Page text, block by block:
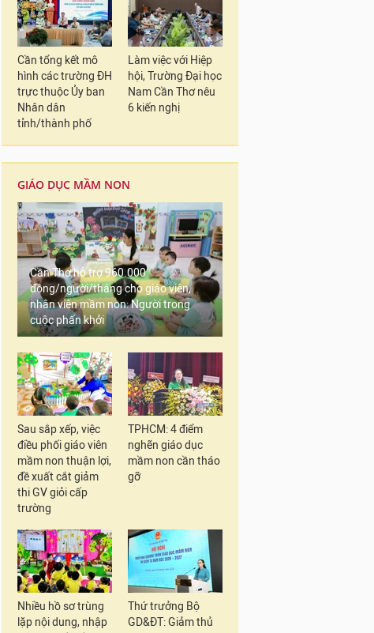
Cần tổng kết mô
hình các trường ĐH
trực thuộc Ủy ban
Nhân dân
tỉnh/thành phố
Làm việc với Hiệp
hội, Trường Đại học
Nam Cần Thơ nêu
6 kiến nghị
GIÁO DỤC MẦM NON
Cần Thơ hỗ trợ 960.000
đồng/người/tháng cho giáo viên,
nhân viên mầm non: Người trong
cuộc phấn khởi
Sau sắp xếp, việc
điều phối giáo viên
mầm non thuận lợi,
đề xuất cắt giảm
thi GV giỏi cấp
trường
TPHCM: 4 điểm
nghẽn giáo dục
mầm non cần tháo
gỡ
Nhiều hồ sơ trùng
lặp nội dung, nhập
Thứ trưởng Bộ
GD&ĐT: Giảm thủ